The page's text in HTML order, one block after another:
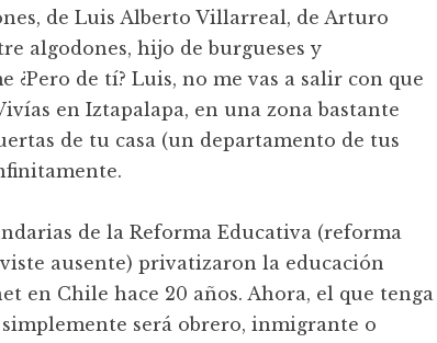
de Luis Alberto Villarreal, de Arturo
algodones, hijo de burgueses y
¿Pero de tí? Luis, no me vas a salir con que
en Iztapalapa, en una zona bastante
de tu casa (un departamento de tus
de la Reforma Educativa (reforma
ausente) privatizaron la educación
en Chile hace 20 años. Ahora, el que tenga
será obrero, inmigrante o